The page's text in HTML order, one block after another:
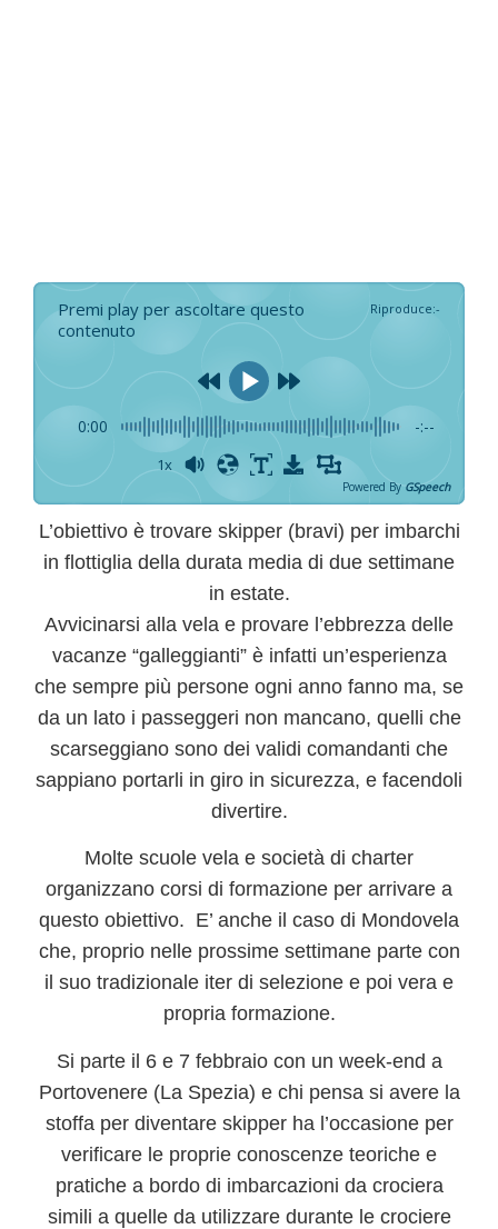
Premi play per ascoltare questo
contenuto
Riproduce:-
0:00 -:--
1x
Powered By GSpeech
L’obiettivo è trovare skipper (bravi) per imbarchi
in flottiglia della durata media di due settimane
in estate.
Avvicinarsi alla vela e provare l’ebbrezza delle
vacanze “galleggianti” è infatti un’esperienza
che sempre più persone ogni anno fanno ma, se
da un lato i passeggeri non mancano, quelli che
scarseggiano sono dei validi comandanti che
sappiano portarli in giro in sicurezza, e facendoli
divertire.
Molte scuole vela e società di charter
organizzano corsi di formazione per arrivare a
questo obiettivo. E’ anche il caso di Mondovela
che, proprio nelle prossime settimane parte con
il suo tradizionale iter di selezione e poi vera e
propria formazione.
Si parte il 6 e 7 febbraio con un week-end a
Portovenere(La Spezia) e chi pensa si avere la
stoffa per diventare skipper ha l’occasione per
verificare le proprie conoscenze teoriche e
pratiche a bordo di imbarcazioni da crociera
simili a quelle da utilizzare durante le crociere